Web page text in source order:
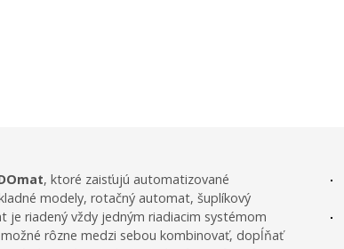
, ktoré zaisťujú automatizované
modely, rotačný automat, šuplíkový
je riadený vždy jedným riadiacim systémom
rôzne medzi sebou kombinovať, dopĺňať